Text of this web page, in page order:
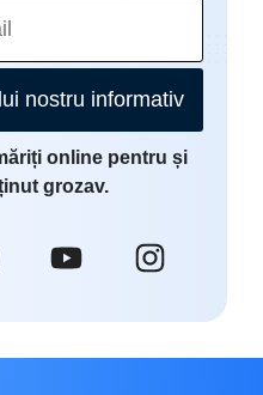
nostru informativ
online pentru și
grozav.